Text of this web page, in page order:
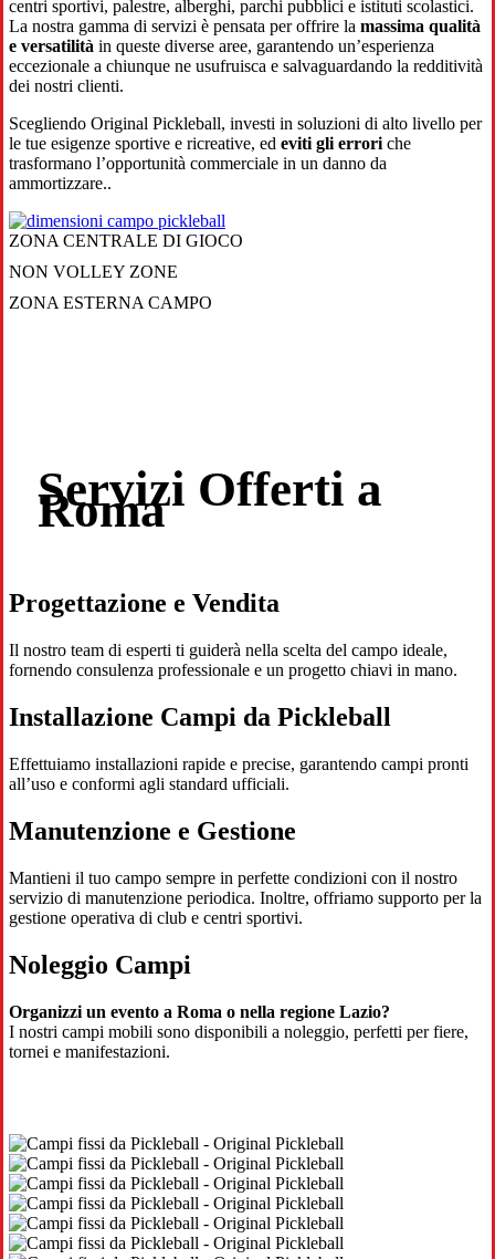
centri sportivi, palestre, alberghi, parchi pubblici e istituti scolastici.
La nostra gamma di servizi è pensata per offrire la massima qualità
e versatilità in queste diverse aree, garantendo un’esperienza
eccezionale a chiunque ne usufruisca e salvaguardando la redditività
dei nostri clienti.
Scegliendo Original Pickleball, investi in soluzioni di alto livello per
le tue esigenze sportive e ricreative, ed eviti gli errori che
trasformano l’opportunità commerciale in un danno da
ammortizzare..
ZONA CENTRALE DI GIOCO
NON VOLLEY ZONE
ZONA ESTERNA CAMPO
Servizi Offerti a
Roma
Progettazione e Vendita
Il nostro team di esperti ti guiderà nella scelta del campo ideale,
fornendo consulenza professionale e un progetto chiavi in mano.
Installazione Campi da Pickleball
Effettuiamo installazioni rapide e precise, garantendo campi pronti
all’uso e conformi agli standard ufficiali.
Manutenzione e Gestione
Mantieni il tuo campo sempre in perfette condizioni con il nostro
servizio di manutenzione periodica. Inoltre, offriamo supporto per la
gestione operativa di club e centri sportivi.
Noleggio Campi
Organizzi un evento a Roma o nella regione Lazio?
I nostri campi mobili sono disponibili a noleggio, perfetti per fiere,
tornei e manifestazioni.